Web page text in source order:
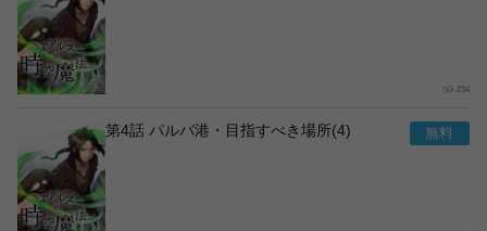
234
第4話 パルバ港・目指すべき場所(4)